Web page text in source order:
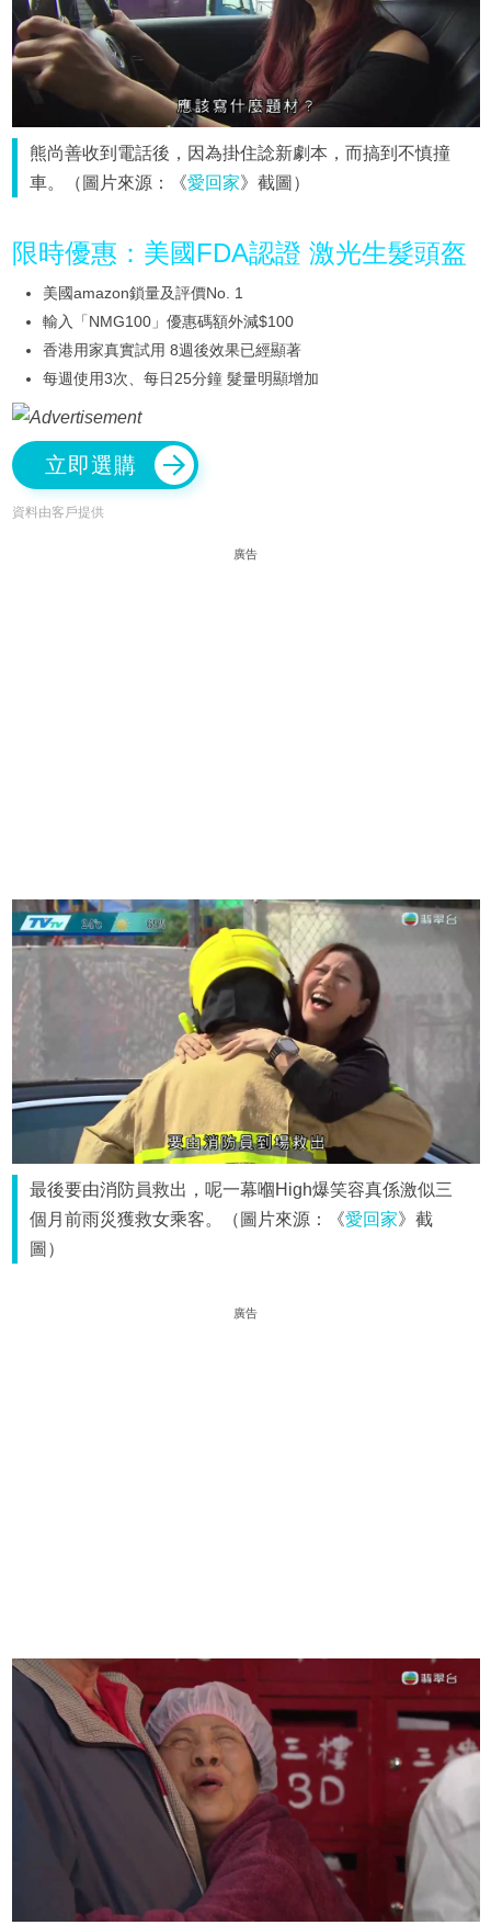
熊尚善收到電話後，因為掛住諗新劇本，而搞到不慎撞
車。（圖片來源：《愛回家》截圖）
限時優惠：美國FDA認證 激光生髮頭盔
美國amazon鎖量及評價No. 1
輸入「NMG100」優惠碼額外減$100
香港用家真實試用 8週後效果已經顯著
每週使用3次、每日25分鐘 髮量明顯增加
立即選購
資料由客戶提供
廣告
最後要由消防員救出，呢一幕嗰High爆笑容真係激似三
個月前雨災獲救女乘客。（圖片來源：《愛回家》截
圖）
廣告